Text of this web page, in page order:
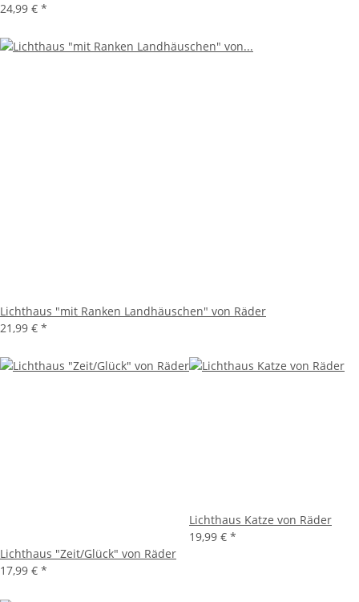
24,99 € *
Lichthaus "mit Ranken Landhäuschen" von Räder
21,99 € *
Lichthaus "Zeit/Glück" von Räder
17,99 € *
Lichthaus Katze von Räder
19,99 € *